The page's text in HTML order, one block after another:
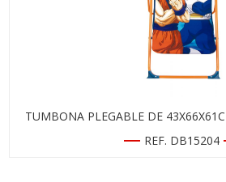
TUMBONA PLEGABLE DE
REF. DB15204